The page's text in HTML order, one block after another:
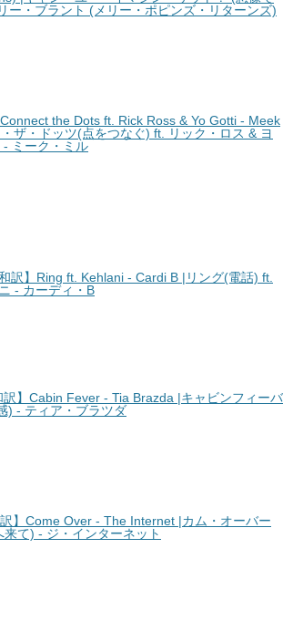
ー・ブラント (メリー・ポピンズ・リターンズ)
Connect the Dots ft. Rick Ross & Yo Gotti - Meek
ザ・ドッツ(点をつなぐ) ft. リック・ロス & ヨ
- ミーク・ミル
和訳】Ring ft. Kehlani - Cardi B |リング(電話) ft.
- カーディ・B
訳】Cabin Fever - Tia Brazda |キャビンフィーバ
) - ティア・ブラツダ
訳】Come Over - The Internet |カム・オーバー
来て) - ジ・インターネット